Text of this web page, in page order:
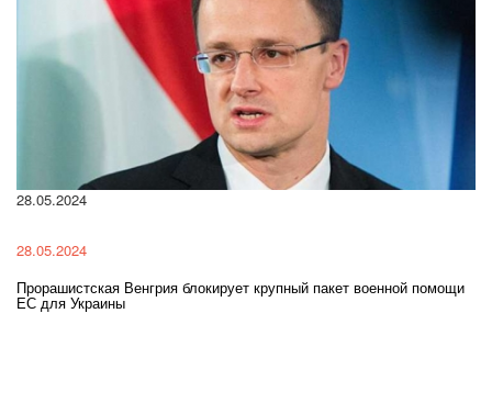
28.05.2024
28.05.2024
Прорашистская Венгрия блокирует крупный пакет военной помощи
ЕС для Украины